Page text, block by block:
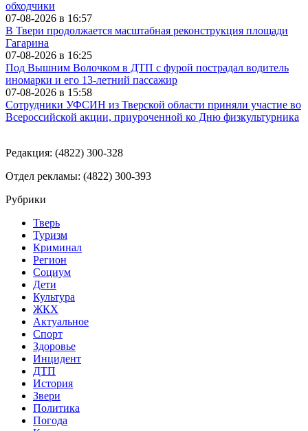
обходчики
07-08-2026 в 16:57
В Твери продолжается масштабная реконструкция площади
Гагарина
07-08-2026 в 16:25
Под Вышним Волочком в ДТП с фурой пострадал водитель
иномарки и его 13-летний пассажир
07-08-2026 в 15:58
Сотрудники УФСИН из Тверской области приняли участие во
Всероссийской акции, приуроченной ко Дню физкультурника
Редакция: (4822) 300-328
Отдел рекламы: (4822) 300-393
Рубрики
Тверь
Туризм
Криминал
Регион
Социум
Дети
Культура
ЖКХ
Актуальное
Спорт
Здоровье
Инцидент
ДТП
История
Звери
Политика
Погода